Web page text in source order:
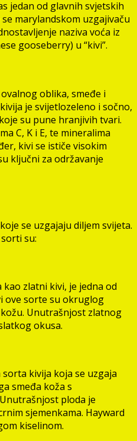
jedan od glavnih svjetskih
marylandskom uzgajivaču
naziva voća iz
gooseberry) u “kivi”.
oblika, smeđe i
je svijetlozeleno i sočno,
su pune hranjivih tvari.
C, K i E, te mineralima
kivi se ističe visokim
ključni za održavanje
se uzgajaju diljem svijeta.
su:
zlatni kivi, je jedna od
ove sorte su okruglog
Unutrašnjost zlatnog
okusa.
kivija koja se uzgaja
smeđa koža s
ploda je
sjemenkama. Hayward
kiselinom.